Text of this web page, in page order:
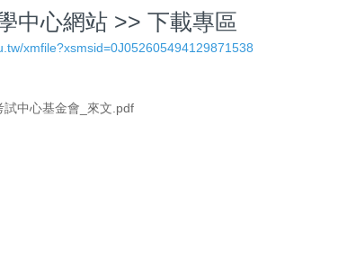
中心網站 >> 下載專區
xmfile?xsmsid=0J052605494129871538
試中心基金會_來文.pdf